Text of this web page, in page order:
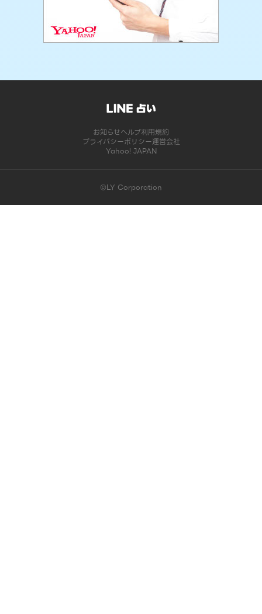
お知らせヘルプ利用規約
プライバシーポリシー運営会社
Yahoo! JAPAN
©LY Corporation
このコンテンツは掲載が終了しました | LINE占い